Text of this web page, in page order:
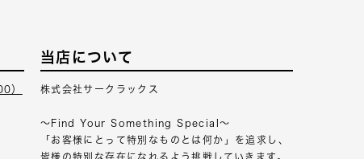
）
当店について
株式会社サークラックス
～Find Your Something Special～
「お客様にとって特別なものとは何か」を追求し、
皆様の特別な存在になれるよう挑戦していきます。